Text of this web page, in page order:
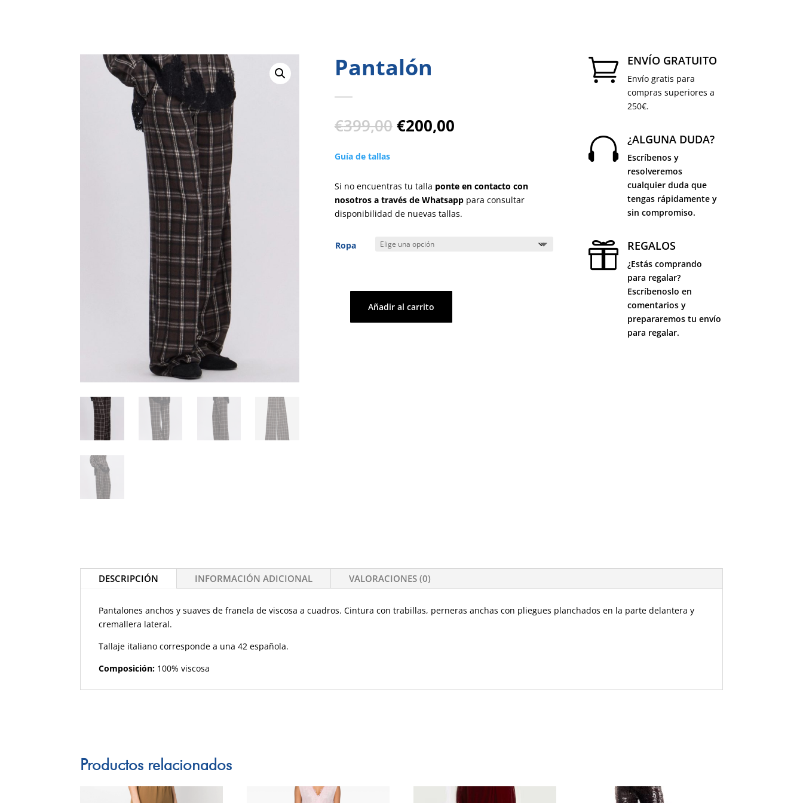
Pantalón
€399,00 El
precio
€399,00.
€200,00El
€200,00.
Guía de tallas
Si no encuentras tu talla ponte en contacto con
nosotros a través de Whatsapppara consultar
disponibilidad de nuevas tallas.
Ropa
Pantalón
Añadir al carrito
 ENVÍO GRATUITO
Envío gratis para
compras superiores a
250€.
 ¿ALGUNA DUDA?
Escríbenos y
resolveremos
cualquier duda que
tengas rápidamente y
sin compromiso.
 REGALOS
¿Estás comprando
para regalar?
Escríbenoslo en
comentarios y
prepararemos tu envío
para regalar.
DESCRIPCIÓN INFORMACIÓN ADICIONAL VALORACIONES (0)
Pantalones anchos y suaves de franela de viscosa a cuadros. Cintura con trabillas, perneras anchas con pliegues planchados en la parte delantera y
cremallera lateral.
Tallaje italiano corresponde a una 42 española.
Composición: 100% viscosa
Productos relacionados